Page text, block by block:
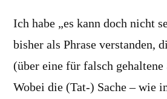
Ich habe „es kann doch nicht
bisher als Phrase verstanden,
(über eine für falsch gehaltene
Wobei die (Tat-) Sache – wie